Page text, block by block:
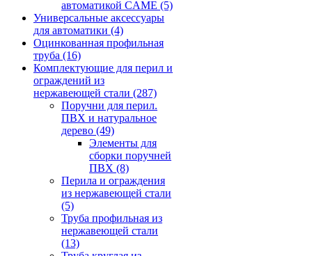
автоматикой CAME (5)
Универсальные аксессуары
для автоматики (4)
Оцинкованная профильная
труба (16)
Комплектующие для перил и
ограждений из
нержавеющей стали (287)
Поручни для перил.
ПВХ и натуральное
дерево (49)
Элементы для
сборки поручней
ПВХ (8)
Перила и ограждения
из нержавеющей стали
(5)
Труба профильная из
нержавеющей стали
(13)